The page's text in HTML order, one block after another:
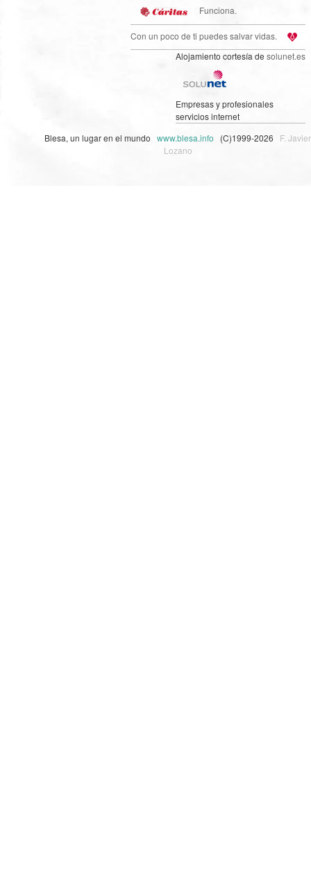
Funciona.
Con un poco de ti puedes salvar vidas.
Alojamiento cortesía de solunet.es
Empresas y profesionales
servicios internet
Blesa, un lugar en el mundo www.blesa.info (C)1999-2026 F. Javier
Lozano